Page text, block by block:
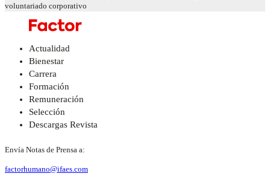
voluntariado corporativo
Actualidad
Bienestar
Carrera
Formación
Remuneración
Selección
Descargas Revista
Envía Notas de Prensa a:
factorhumano@ifaes.com